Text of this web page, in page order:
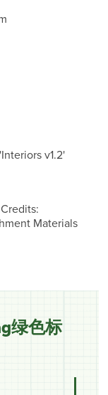
v1.2'
Materials
绿色标